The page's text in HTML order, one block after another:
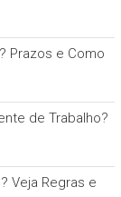
Prazos e Como
de Trabalho?
Veja Regras e